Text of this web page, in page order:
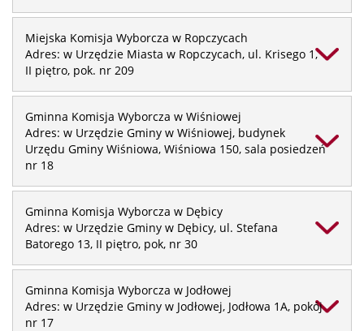
Miejska Komisja Wyborcza w Ropczycach
Adres: w Urzędzie Miasta w Ropczycach, ul. Krisego 1,
II piętro, pok. nr 209
Gminna Komisja Wyborcza w Wiśniowej
Adres: w Urzędzie Gminy w Wiśniowej, budynek
Urzędu Gminy Wiśniowa, Wiśniowa 150, sala posiedzeń
nr 18
Gminna Komisja Wyborcza w Dębicy
Adres: w Urzędzie Gminy w Dębicy, ul. Stefana
Batorego 13, II piętro, pok, nr 30
Gminna Komisja Wyborcza w Jodłowej
Adres: w Urzędzie Gminy w Jodłowej, Jodłowa 1A, pokój
nr 17